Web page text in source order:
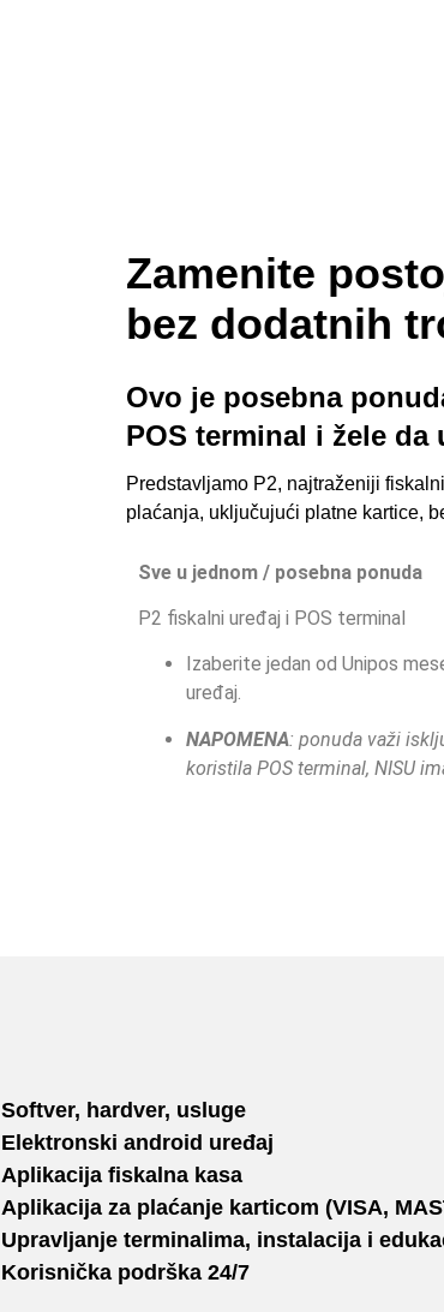
Zamenite
bez dodatnih
Ovo je posebna
POS terminal i žele
Predstavljamo P2, najtraženiji
plaćanja, uključujući platne kartice,
Sve u jednom / posebna ponuda
P2 fiskalni uređaj i POS terminal
Izaberite jedan od Unipos
uređaj.
NAPOMENA: ponuda važi
koristila POS terminal, NISU
Softver, hardver, usluge
Elektronski android uređaj
Aplikacija fiskalna kasa
Aplikacija za plaćanje karticom (VISA,
Upravljanje terminalima, instalacija i
Korisnička podrška 24/7